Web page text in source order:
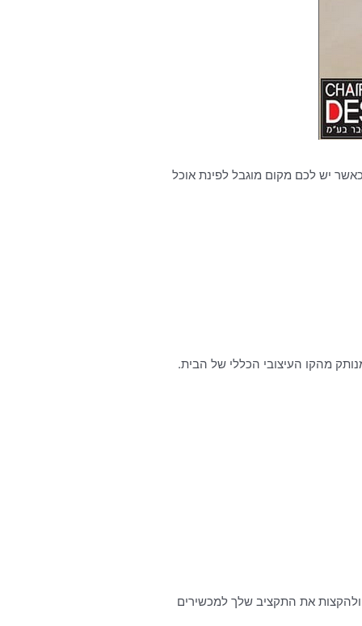
יש לכם מקום מוגבל לפינת אוכל
מהקו העיצובי הכללי של הבית.
ולהקצות את התקציב שלך למכשירים